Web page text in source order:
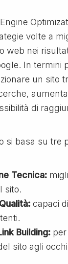
volte a
web nei
In termini
un sito
di
si basa su tre
Tecnica:
sito.
capaci
Building:
sito agli